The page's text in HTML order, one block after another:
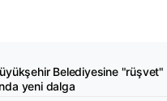
Belediyesine "rüşvet"
yeni dalga